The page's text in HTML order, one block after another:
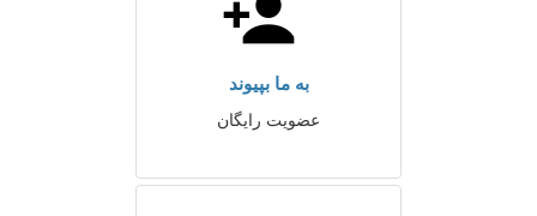
به ما بپیوند
عضویت رایگان